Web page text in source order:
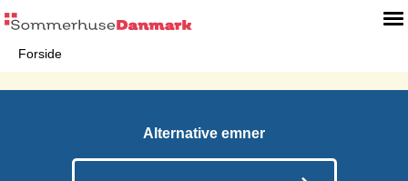
Forside
Alternative emner